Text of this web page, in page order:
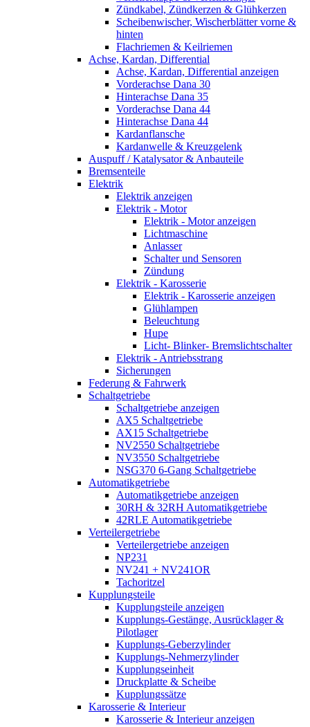
Zündkabel, Zündkerzen & Glühkerzen
Scheibenwischer, Wischerblätter vorne &
hinten
Flachriemen & Keilriemen
Achse, Kardan, Differential
Achse, Kardan, Differential anzeigen
Vorderachse Dana 30
Hinterachse Dana 35
Vorderachse Dana 44
Hinterachse Dana 44
Kardanflansche
Kardanwelle & Kreuzgelenk
Auspuff / Katalysator & Anbauteile
Bremsenteile
Elektrik
Elektrik anzeigen
Elektrik - Motor
Elektrik - Motor anzeigen
Lichtmaschine
Anlasser
Schalter und Sensoren
Zündung
Elektrik - Karosserie
Elektrik - Karosserie anzeigen
Glühlampen
Beleuchtung
Hupe
Licht- Blinker- Bremslichtschalter
Elektrik - Antriebsstrang
Sicherungen
Federung & Fahrwerk
Schaltgetriebe
Schaltgetriebe anzeigen
AX5 Schaltgetriebe
AX15 Schaltgetriebe
NV2550 Schaltgetriebe
NV3550 Schaltgetriebe
NSG370 6-Gang Schaltgetriebe
Automatikgetriebe
Automatikgetriebe anzeigen
30RH & 32RH Automatikgetriebe
42RLE Automatikgetriebe
Verteilergetriebe
Verteilergetriebe anzeigen
NP231
NV241 + NV241OR
Tachoritzel
Kupplungsteile
Kupplungsteile anzeigen
Kupplungs-Gestänge, Ausrücklager &
Pilotlager
Kupplungs-Geberzylinder
Kupplungs-Nehmerzylinder
Kupplungseinheit
Druckplatte & Scheibe
Kupplungssätze
Karosserie & Interieur
Karosserie & Interieur anzeigen